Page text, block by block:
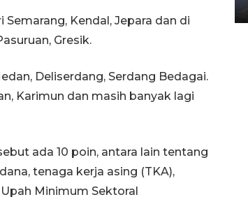
Kendal, Jepara dan di
Gresik.
Deliserdang, Serdang Bedagai.
Karimun dan masih banyak lagi
ada 10 poin, antara lain tentang
tenaga kerja asing (TKA),
Minimum Sektoral